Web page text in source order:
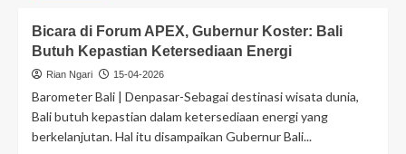
Bicara di Forum APEX, Gubernur Koster: Bali
Butuh Kepastian Ketersediaan Energi
Rian Ngari 15-04-2026
Barometer Bali | Denpasar-Sebagai destinasi wisata dunia,
Bali butuh kepastian dalam ketersediaan energi yang
berkelanjutan. Hal itu disampaikan Gubernur Bali...